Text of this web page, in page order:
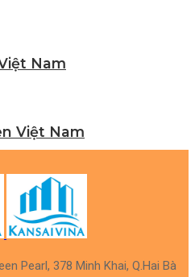
Nam
Việt Nam
Pearl, 378 Minh Khai, Q.Hai Bà